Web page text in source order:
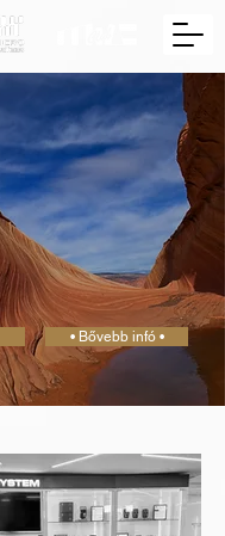
• Bővebb infó •